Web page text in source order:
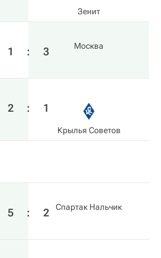
Зенит
1 : 3 Москва
2 : 1
Крылья Советов
5 : 2 Спартак Нальчик